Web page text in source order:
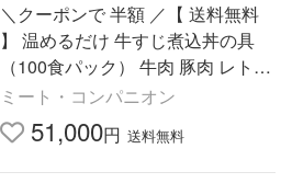
＼クーポンで 半額 ／【 送料無料
】 温めるだけ 牛すじ煮込丼の具
（100食パック） 牛肉 豚肉 レトル
ト 惣菜 湯せん レンジOK 冷凍 食
品 おかず
ミート・コンパニオン
51,000円 送料無料